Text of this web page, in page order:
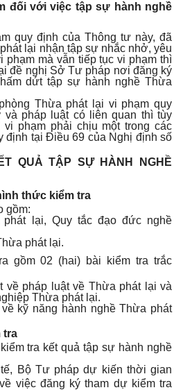
đối với việc tập sự hành nghề
quy định của Thông tư này, đã
lại nhận tập sự nhắc nhở, yêu
phạm mà vẫn tiếp tục vi phạm thì
đề nghị Sở Tư pháp nơi đăng ký
dứt tập sự hành nghề Thừa
Thừa phát lại vi phạm quy
pháp luật có liên quan thì tùy
phạm phải chịu một trong các
định tại Điều 69 của Nghị định số
QUẢ TẬP SỰ HÀNH NGHỀ
thức kiểm tra
gồm:
lại, Quy tắc đạo đức nghề
phát lại.
gồm 02 (hai) bài kiểm tra trắc
về pháp luật về Thừa phát lại và
Thừa phát lại.
kỹ năng hành nghề Thừa phát
tra
tra kết quả tập sự hành nghề
Bộ Tư pháp dự kiến thời gian
việc đăng ký tham dự kiểm tra